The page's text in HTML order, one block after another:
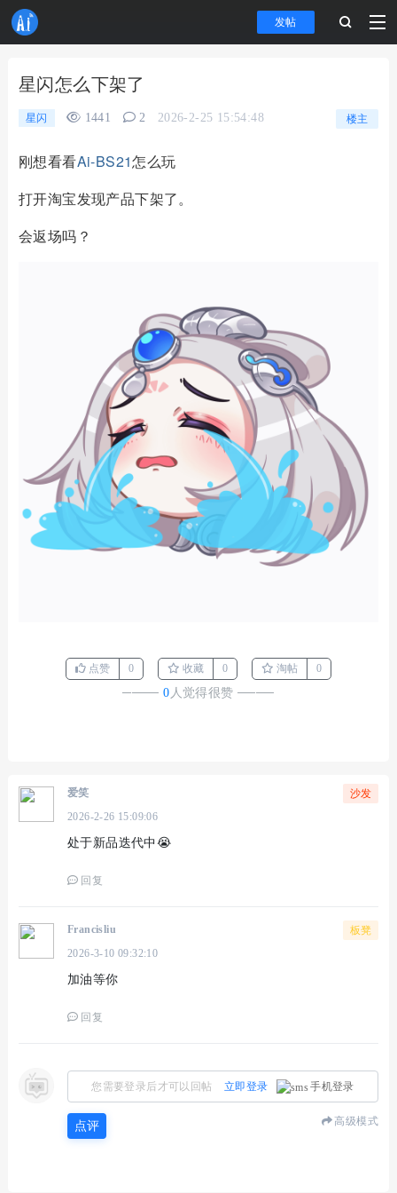
发帖
星闪怎么下架了
楼主
星闪 1441 2 2026-2-25 15:54:48
刚想看看Ai-BS21怎么玩
打开淘宝发现产品下架了。
会返场吗？
点赞 0 收藏 0 淘帖 0
────0 人觉得很赞 ────
沙发
爱笑
2026-2-26 15:09:06
处于新品迭代中😭
回复
板凳
Francisliu
2026-3-10 09:32:10
加油等你
回复
您需要登录后才可以回帖 立即登录 手机登录
点评 高级模式